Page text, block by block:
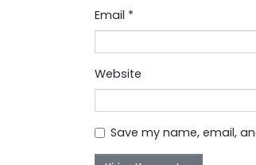
Email *
Website
Save my name, email,